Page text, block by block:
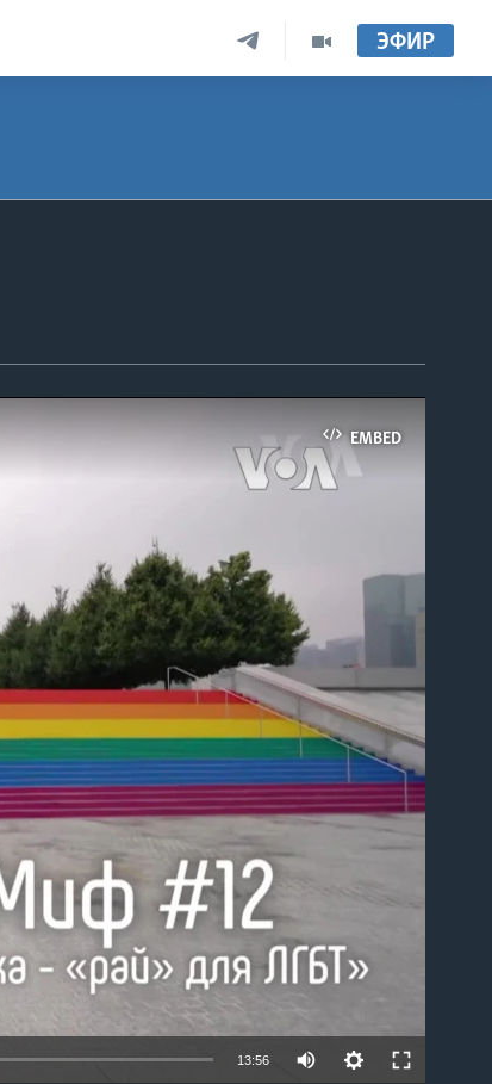
ЭФИР
EMBED
13:56